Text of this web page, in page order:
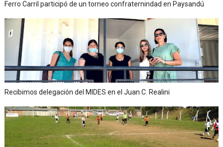
Ferro Carril participó de un torneo confraternindad en Paysandú
Recibimos delegación del MIDES en el Juan C. Realini